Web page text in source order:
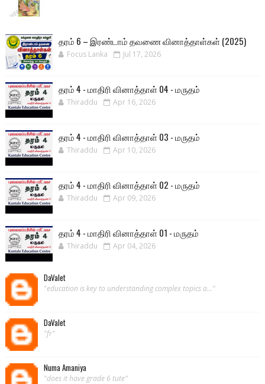
தரம் 6 – இரண்டாம் தவணை வினாத்தாள்கள் (2025)
Focus Lanka Jul 17, 2026
தரம் 4 - மாதிரி வினாத்தாள் 04 - மருதம்
Thiraddu Apr 16, 2026
தரம் 4 - மாதிரி வினாத்தாள் 03 - மருதம்
Thiraddu Apr 10, 2026
தரம் 4 - மாதிரி வினாத்தாள் 02 - மருதம்
Thiraddu Apr 09, 2026
தரம் 4 - மாதிரி வினாத்தாள் 01 - மருதம்
Thiraddu Apr 04, 2026
DaValet
"education is key to understanding complex topics a..."
DaValet
"fr"
Numa Amaniya
"does it have grade 6 tute"